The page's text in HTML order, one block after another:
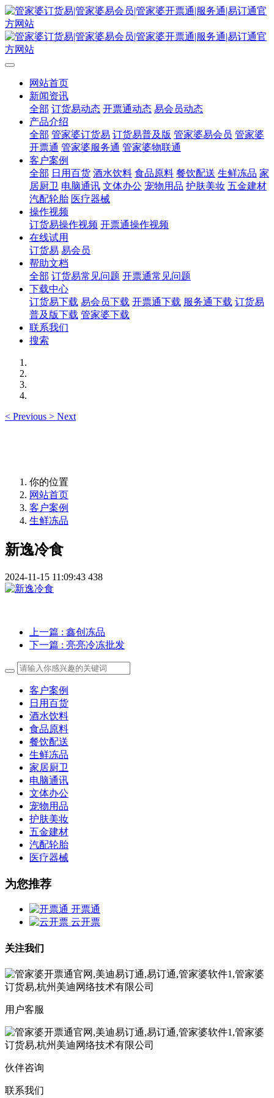
网站首页
新闻资讯
全部 订货易动态 开票通动态 易会员动态
产品介绍
全部 管家婆订货易 订货易普及版 管家婆易会员 管家婆
开票通 管家婆服务通 管家婆物联通
客户案例
全部 日用百货 酒水饮料 食品原料 餐饮配送 生鲜冻品 家
居厨卫 电脑通讯 文体办公 宠物用品 护肤美妆 五金建材
汽配轮胎 医疗器械
操作视频
订货易操作视频 开票通操作视频
在线试用
订货易 易会员
帮助文档
全部 订货易常见问题 开票通常见问题
下载中心
订货易下载 易会员下载 开票通下载 服务通下载 订货易
普及版下载 管家婆下载
联系我们
搜索
< Previous > Next
你的位置
网站首页
客户案例
生鲜冻品
新逸冷食
2024-11-15 11:09:43 438
上一篇 : 鑫创冻品
下一篇 : 亮亮冷冻批发
客户案例
日用百货
酒水饮料
食品原料
餐饮配送
生鲜冻品
家居厨卫
电脑通讯
文体办公
宠物用品
护肤美妆
五金建材
汽配轮胎
医疗器械
为您推荐
开票通
云开票
关注我们
用户客服
伙伴咨询
联系我们